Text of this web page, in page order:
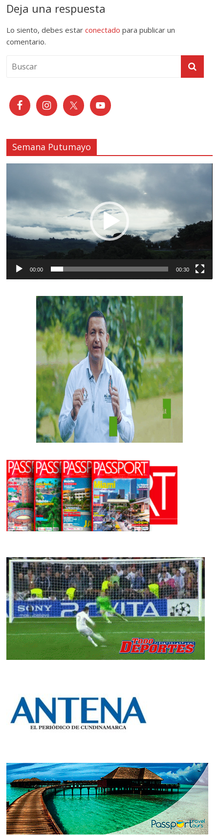
Deja una respuesta
Lo siento, debes estarconectado para publicar un
comentario.
Semana Putumayo
00:00 00:30